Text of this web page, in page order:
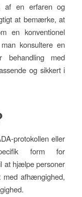
af en erfaren og
at bemærke, at
en konventionel
konsultere en
behandling med
og sikkert i
protokollen eller
form for
at hjælpe personer
afhængighed,